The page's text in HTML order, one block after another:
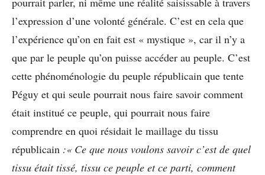
l’expression d’une volonté générale. C’est en cela que
l’expérience qu’on en fait est « mystique », car il n’y a
que par le peuple qu’on puisse accéder au peuple. C’est
cette phénoménologie du peuple républicain que tente
Péguy et qui seule pourrait nous faire savoir comment
était institué ce peuple, qui pourrait nous faire
comprendre en quoi résidait le maillage du tissu
républicain :« Ce que nous voulons savoir c’est de quel
tissu était tissé, tissu ce peuple et ce parti, comment